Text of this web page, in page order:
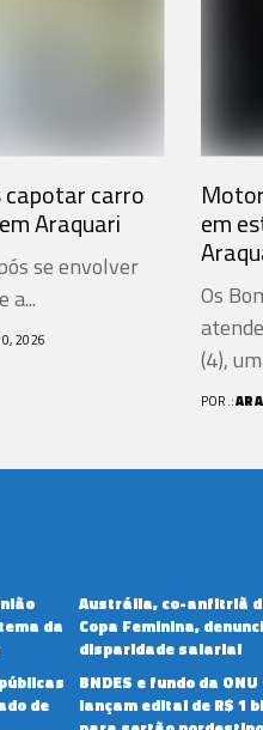
capotar carro
Araquari
se envolver
a...
2026
em
Os
(4),
POR.:
da
Austrália, co-anfitriã
Copa Feminina,
disparidade salarial
de
BNDES e fundo da ONU
lançam edital de R$ 1 bi